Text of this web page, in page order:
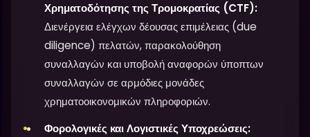
Χρηματοδότησης της Τρομοκρατίας (CTF):
Διενέργεια ελέγχων δέουσας επιμέλειας (due
diligence) πελατών, παρακολούθηση
συναλλαγών και υποβολή αναφορών ύποπτων
συναλλαγών σε αρμόδιες μονάδες
χρηματοοικονομικών πληροφοριών.
Φορολογικές και Λογιστικές Υποχρεώσεις: